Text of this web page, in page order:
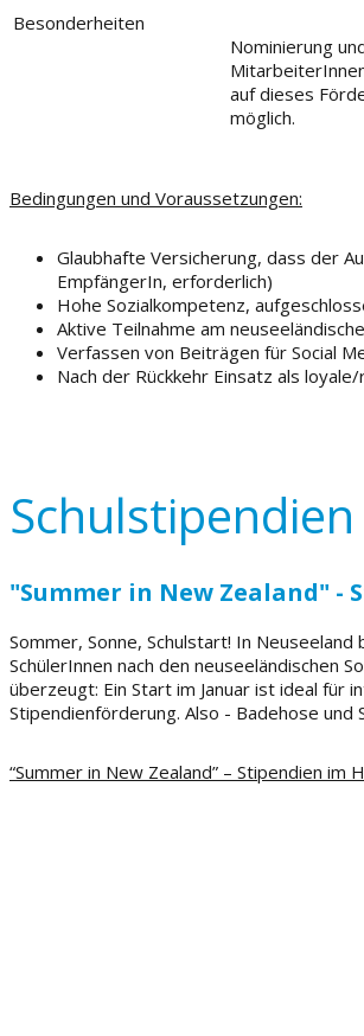
Besonderheiten
Nominierung
auf dieses
möglich.
Bedingungen und Voraussetzungen:
Glaubhafte Versicherung, dass der
EmpfängerIn, erforderlich)
Hohe Sozialkompetenz,
Aktive Teilnahme am
Verfassen von Beiträgen für Social
Nach der Rückkehr Einsatz als
Schulstipendien
"Summer in New Zealand" -
Sommer, Sonne, Schulstart! In Neuseeland
SchülerInnen nach den neuseeländischen
überzeugt: Ein Start im Januar ist ideal für
Stipendienförderung. Also - Badehose und
“Summer in New Zealand” – Stipendien im